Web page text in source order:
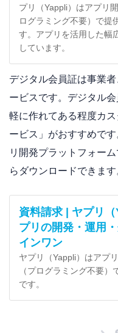
プリ（Yappli）はアプリ
ログラミング不要）で提
す。アプリを活用した幅
しています。
デジタル会員証は事業
ービスです。デジタル
軽に作れてある程度カ
ービス」がおすすめで
リ開発プラットフォー
らダウンロードできます
資料請求 | ヤプリ
プリの開発・運用
インワン
ヤプリ（Yappli）はアプ
（プログラミング不要
です。